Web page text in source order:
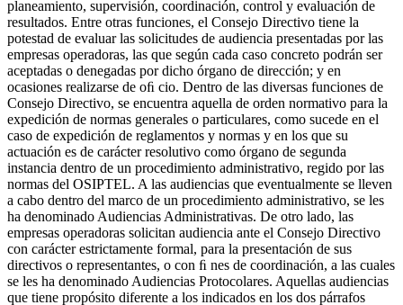
planeamiento, supervisión, coordinación, control y evaluación de
resultados. Entre otras funciones, el Consejo Directivo tiene la
potestad de evaluar las solicitudes de audiencia presentadas por las
empresas operadoras, las que según cada caso concreto podrán ser
aceptadas o denegadas por dicho órgano de dirección; y en
ocasiones realizarse de oﬁ cio. Dentro de las diversas funciones de
Consejo Directivo, se encuentra aquella de orden normativo para la
expedición de normas generales o particulares, como sucede en el
caso de expedición de reglamentos y normas y en los que su
actuación es de carácter resolutivo como órgano de segunda
instancia dentro de un procedimiento administrativo, regido por las
normas del OSIPTEL. A las audiencias que eventualmente se lleven
a cabo dentro del marco de un procedimiento administrativo, se les
ha denominado Audiencias Administrativas. De otro lado, las
empresas operadoras solicitan audiencia ante el Consejo Directivo
con carácter estrictamente formal, para la presentación de sus
directivos o representantes, o con ﬁ nes de coordinación, a las cuales
se les ha denominado Audiencias Protocolares. Aquellas audiencias
que tiene propósito diferente a los indicados en los dos párrafos